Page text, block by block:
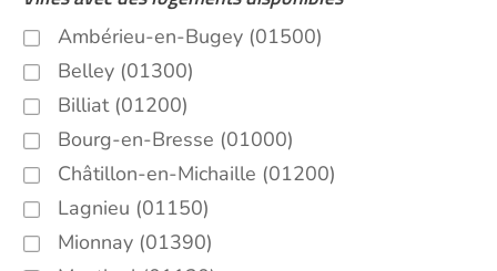
Ambérieu-en-Bugey (01500)
Belley (01300)
Billiat (01200)
Bourg-en-Bresse (01000)
Châtillon-en-Michaille (01200)
Lagnieu (01150)
Mionnay (01390)